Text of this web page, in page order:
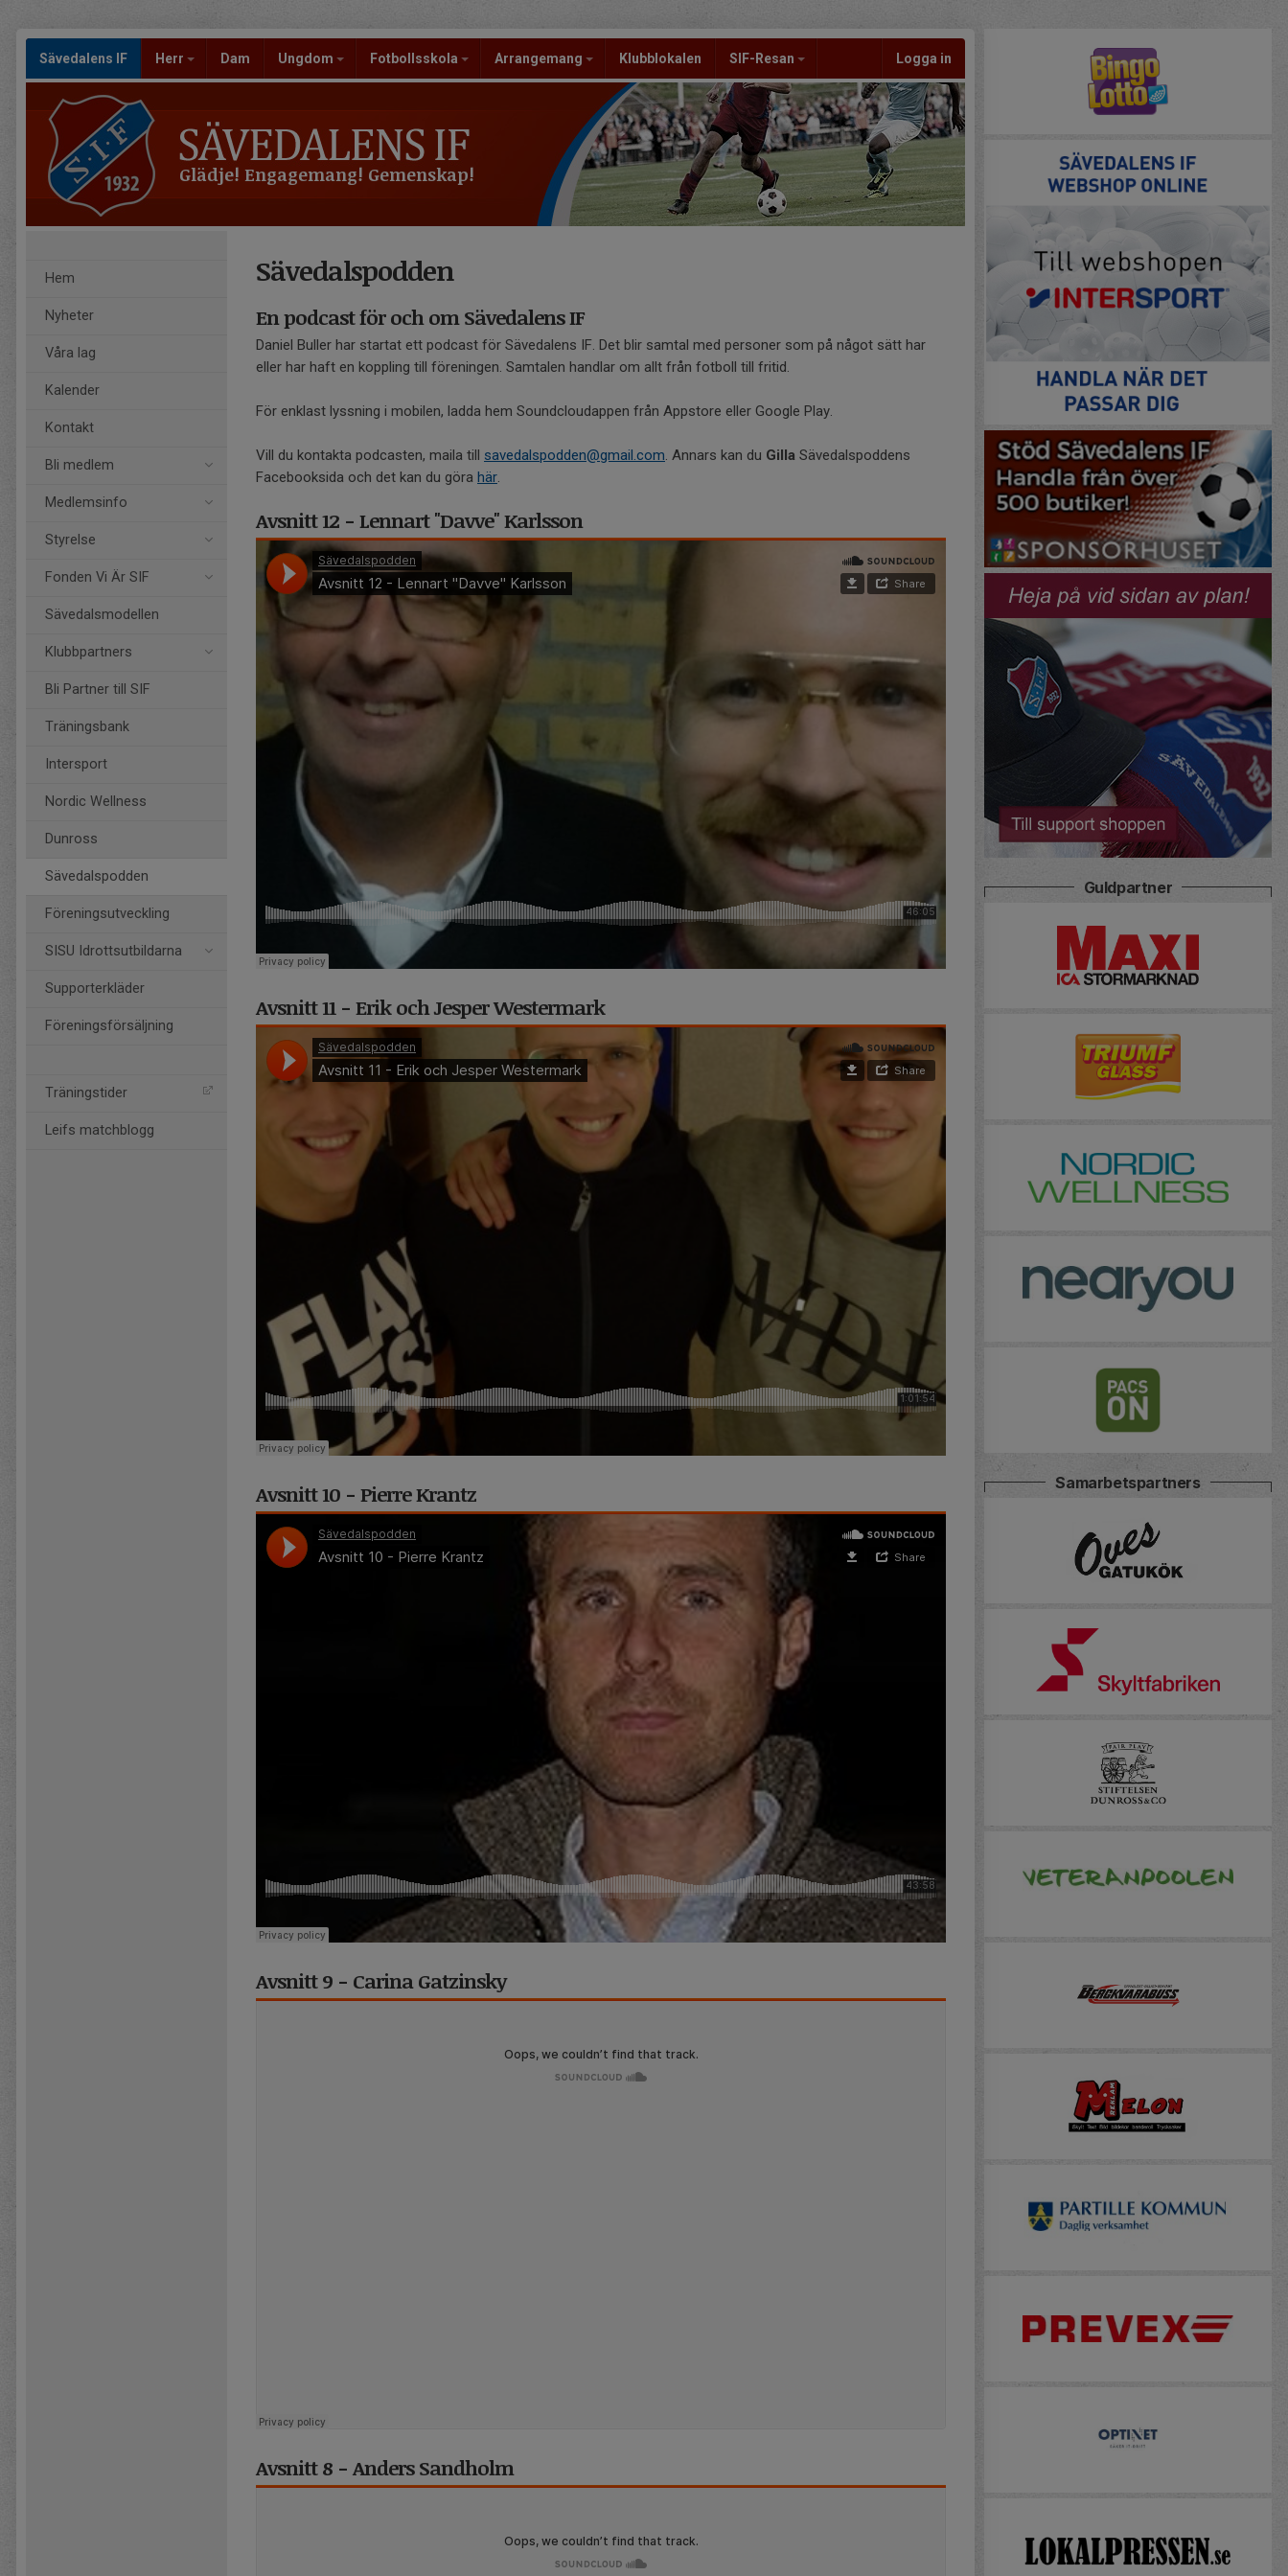
Sävedalens IF Herr Dam Ungdom Fotbollsskola Arrangemang Klubblokalen SIF-Resan Logga in
Glädje! Engagemang! Gemenskap!
Hem
Nyheter
Våra lag
Kalender
Kontakt
Bli medlem
Medlemsinfo
Styrelse
Fonden Vi Är SIF
Sävedalsmodellen
Klubbpartners
Bli Partner till SIF
Träningsbank
Intersport
Nordic Wellness
Dunross
Sävedalspodden
Föreningsutveckling
SISU Idrottsutbildarna
Supporterkläder
Föreningsförsäljning
Träningstider
Leifs matchblogg
Sävedalspodden
En podcast för och om Sävedalens IF
Daniel Buller har startat ett podcast för Sävedalens IF. Det blir samtal med personer som på något sätt har
eller har haft en koppling till föreningen. Samtalen handlar om allt från fotboll till fritid.
För enklast lyssning i mobilen, ladda hem Soundcloudappen från Appstore eller Google Play.
Vill du kontakta podcasten, maila till savedalspodden@gmail.com. Annars kan du Gilla Sävedalspoddens
Facebooksida och det kan du göra här.
Avsnitt 12 - Lennart "Davve" Karlsson
Avsnitt 11 - Erik och Jesper Westermark
Avsnitt 10 - Pierre Krantz
Avsnitt 9 - Carina Gatzinsky
Avsnitt 8 - Anders Sandholm
Guldpartner
Samarbetspartners